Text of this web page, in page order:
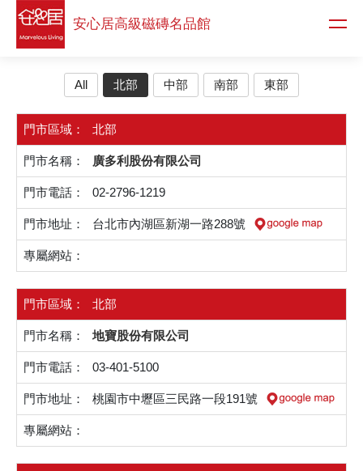
安心居高級磁磚名品館
All 北部 中部 南部 東部
北部
廣多利股份有限公司
02-2796-1219
台北市內湖區新湖一路288號
北部
地寶股份有限公司
03-401-5100
桃園市中壢區三民路一段191號